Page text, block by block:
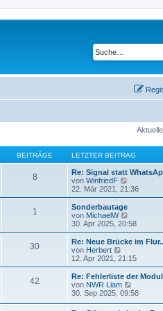
BEITRÄGE LETZTER BEITRAG
8
Re: Signal statt
von WinfriedF
e
u
t
B
e
i
r
a
g
22. Mär 2021, 21:36
1
Sonderbautage
von MichaelW
e
u
e
t
r
B
e
i
t
30. Apr 2025, 20:58
30
Re: Neue Brücke im
von Herbert
e
u
e
s
t
12. Apr 2021, 21:15
42
Re: Fehlerliste der
von NWR Liam
e
30. Sep 2025, 09:58